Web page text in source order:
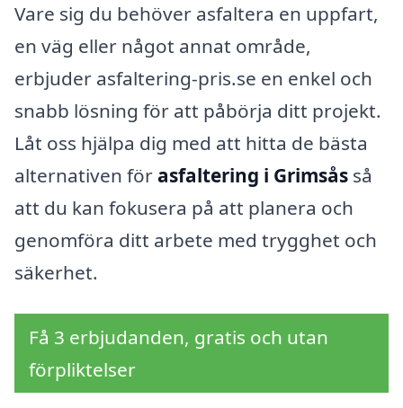
Vare sig du behöver asfaltera en uppfart,
en väg eller något annat område,
erbjuder asfaltering-pris.se en enkel och
snabb lösning för att påbörja ditt projekt.
Låt oss hjälpa dig med att hitta de bästa
alternativen för asfaltering i Grimsås så
att du kan fokusera på att planera och
genomföra ditt arbete med trygghet och
säkerhet.
Få 3 erbjudanden, gratis och utan
förpliktelser